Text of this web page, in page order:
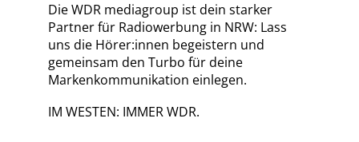
Die WDR mediagroup ist dein starker
Partner für Radiowerbung in NRW: Lass
uns die Hörer:innen begeistern und
gemeinsam den Turbo für deine
Markenkommunikation einlegen.
IM WESTEN: IMMER WDR.